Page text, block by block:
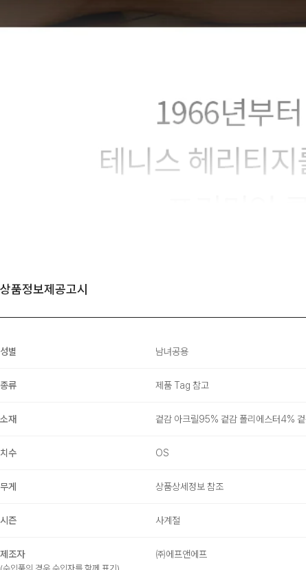
상품정보제공고시
성별 남녀공용
종류 제품 Tag 참고
소재 겉감 아크릴95% 겉감 폴리에스터4%
치수 OS
무게 상품상세정보 참조
시즌 사계절
제조자 ㈜에프앤에프